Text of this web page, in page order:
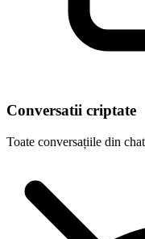
Conversatii criptate
Toate conversațiile din